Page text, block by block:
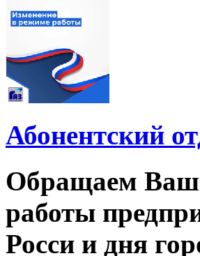
Абонентский
Обращаем
работы
Росси и дня